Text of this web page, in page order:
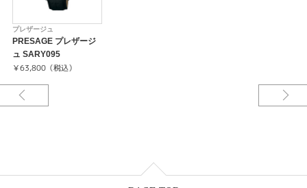
プレザージュ
PRESAGE プレザージ
ュ SARY095
￥63,800（税込）